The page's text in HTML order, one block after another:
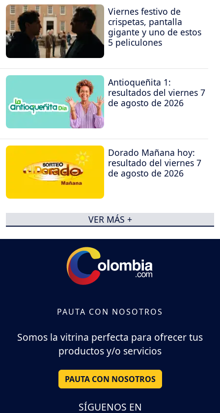
Viernes festivo de
crispetas, pantalla
gigante y uno de estos
5 peliculones
Antioqueñita 1:
resultados del viernes 7
de agosto de 2026
Dorado Mañana hoy:
resultado del viernes 7
de agosto de 2026
VER MÁS +
PAUTA CON NOSOTROS
Somos la vitrina perfecta para ofrecer tus
productos y/o servicios
PAUTA CON NOSOTROS
SÍGUENOS EN